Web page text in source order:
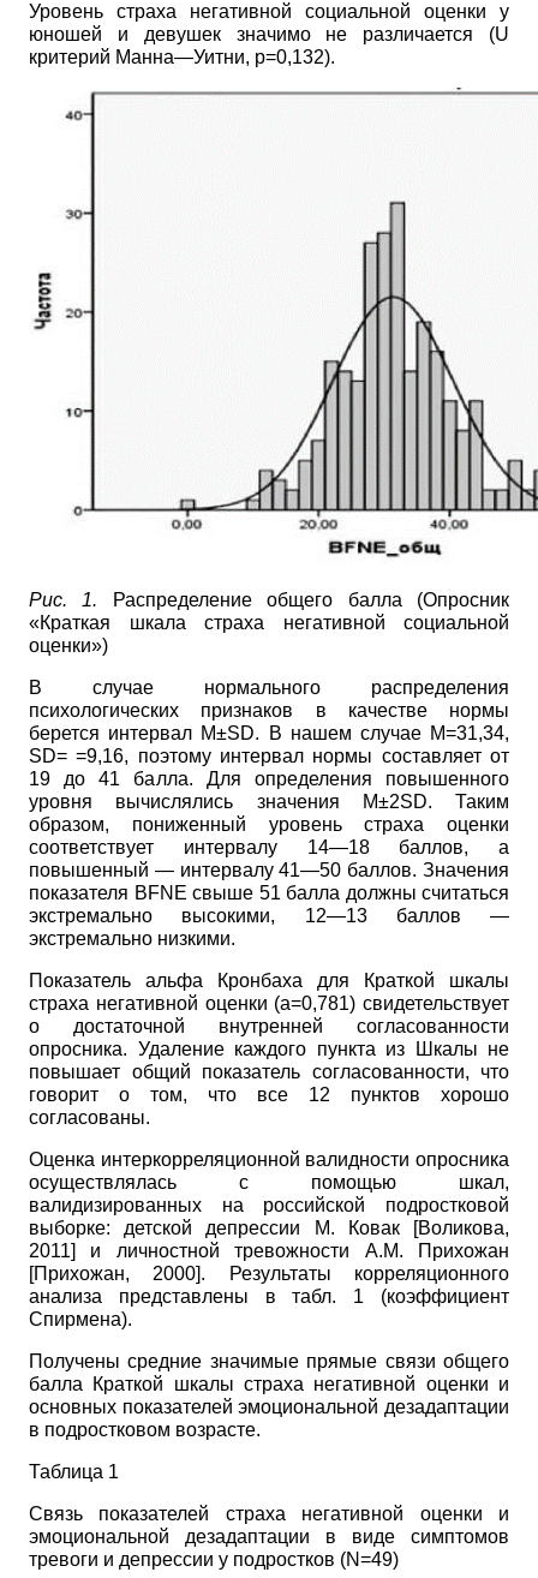
Уровень страха негативной социальной оценки у
юношей и девушек значимо не различается (U
критерий Манна—Уитни, р=0,132).
Рис. 1. Распределение общего балла (Опросник
«Краткая шкала страха негативной социальной
оценки»)
В случае нормального распределения
психологических признаков в качестве нормы
берется интервал M±SD. В нашем случае M=31,34,
SD==9,16, поэтому интервал нормы составляет от
19 до 41 балла. Для определения повышенного
уровня вычислялись значения
M±2SD. Таким
образом, пониженный уровень страха оценки
соответствует интервалу 14—18 баллов, а
повышенный — интервалу 41—50 баллов. Значения
показателя BFNE свыше 51 балла должны считаться
экстремально высокими, 12—13 баллов —
экстремально низкими.
Показатель альфа Кронбаха для Краткой шкалы
страха негативной оценки (а=0,781) свидетельствует
о достаточной внутренней согласованности
опросника. Удаление каждого пункта из Шкалы не
повышает общий показатель согласованности, что
говорит о том, что все 12 пунктов хорошо
согласованы.
Оценка интеркорреляционной валидности опросника
осуществлялась с помощью шкал,
валидизированных на российской подростковой
выборке: детской депрессии М. Ковак
[Воликова,
2011]
и личностной тревожности А.М. Прихожан
[Прихожан, 2000]. Результаты корреляционного
анализа представлены в табл. 1 (коэффициент
Спирмена).
Получены средние значимые прямые связи общего
балла Краткой шкалы страха негативной оценки и
основных показателей эмоциональной дезадаптации
в подростковом возрасте.
Таблица 1
Связь показателей страха негативной оценки и
эмоциональной дезадаптации в виде симптомов
тревоги и депрессии у подростков (N=49)